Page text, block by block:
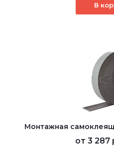
В
Монтажная
от 3 287